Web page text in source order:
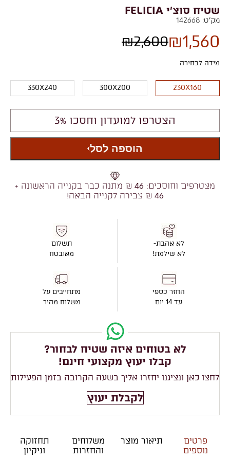
שטיח סוצ'י FELICIA
מק"ט: 142668
₪2,600₪1,560
מידה לבחירה
230X160
300X200
330X240
הצטרפו למועדון וחסכו 3%
הוספה לסל
מצטרפים וחוסכים: 46 ₪ מתנה כבר בקנייה הראשונה +
46 ₪ צבירה לקנייה הבאה!
לא אהבת-
לא שילמת!
החזר כספי
עד 14 יום
תשלום
מאובטח
מתחייבים על
משלוח מהיר
לא בטוחים איזה שטיח לבחור?
קבלו יעוץ מקצועי חינם!
לחצו כאן ונציגנו יחזרו אליך בשעה הקרובה בזמן הפעילות
לקבלת יעוץ
פרטים
נוספים
תיאור מוצר
משלוחים
והחזרות
תחזוקה
וניקיון